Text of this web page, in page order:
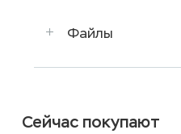
Файлы
Сейчас покупают